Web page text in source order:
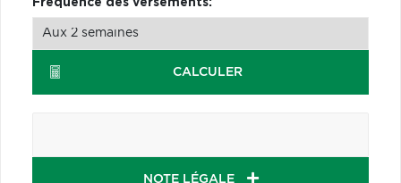
Fréquence des versements:
CALCULER
NOTE LÉGALE